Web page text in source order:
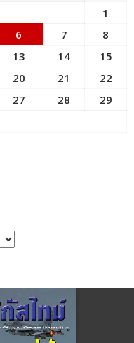
1
6 7
8
13 14
15
20 21
22
27 28
29